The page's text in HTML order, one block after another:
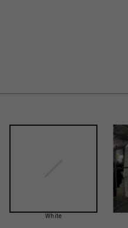
White